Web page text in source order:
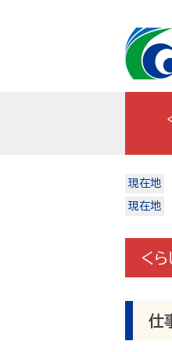
現在地
現在地
くら
仕